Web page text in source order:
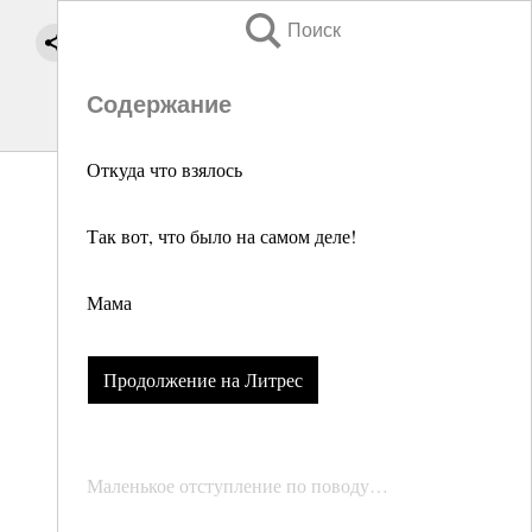
Поиск
Содержание
Откуда что взялось
Так вот, что было на самом деле!
Мама
Продолжение на Литрес
Маленькое отступление по поводу…